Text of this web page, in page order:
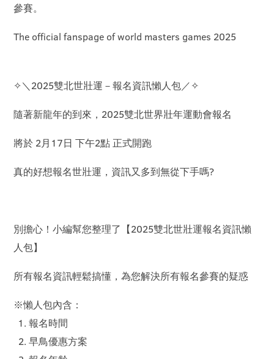
參賽。
The official fanspage of world masters games 2025
✧＼2025雙北世壯運－報名資訊懶人包／✧
隨著新龍年的到來，2025雙北世界壯年運動會報名
將於 2月17日 下午2點 正式開跑
真的好想報名世壯運，資訊又多到無從下手嗎?
別擔心！小編幫您整理了【2025雙北世壯運報名資訊懶
人包】
所有報名資訊輕鬆搞懂，為您解決所有報名參賽的疑惑
※懶人包內含：
報名時間
早鳥優惠方案